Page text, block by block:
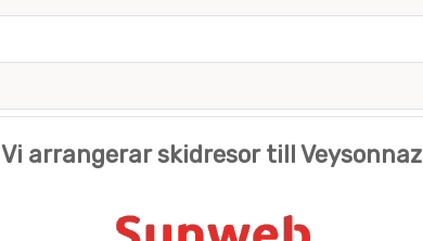
Vi arrangerar skidresor till Veysonnaz